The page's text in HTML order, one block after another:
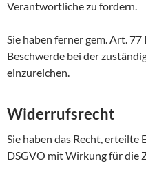
Verantwortliche zu fordern.
Sie haben ferner gem. Art. 77
Beschwerde bei der
einzureichen.
Widerrufsrecht
Sie haben das Recht, erteilte
DSGVO mit Wirkung für die